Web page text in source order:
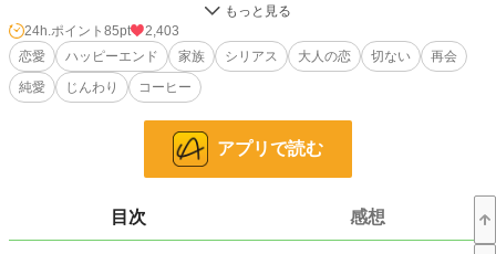
ほんの少し手助けするつもりが、彼らから思いがけない頼み事をされる。それ
は、上司の婚約者になること。
亜夜は断りきれず、その上司だという穂積薫［ほづみかおる・３３歳］に引き
合わされると、数日間だけ薫の婚約者のふりをすることになった。それが終わり
を迎えたとき、二人の間には情熱の火が灯っていた。
旅先の思い出として終わるはずだった関係は、二人を思いも寄らぬ運命の渦に
ライト文芸 159 位 / 9,588 件
24h.ポイント 85pt
2,403
恋愛
ハッピーエンド 家族 シリアス 大人の恋 切ない
再会
純愛
じんわり コーヒー
アプリで読む
目次 感想